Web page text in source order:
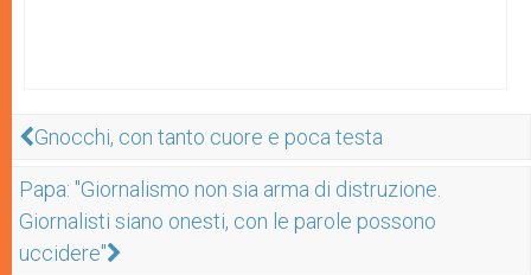
Gnocchi, con tanto cuore e poca testa
Papa: "Giornalismo non sia arma di distruzione.
Giornalisti siano onesti, con le parole possono
uccidere"